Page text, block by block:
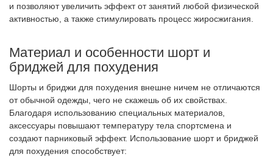
и позволяют увеличить эффект от занятий любой физической
активностью, а также стимулировать процесс жиросжигания.
Материал и особенности шорт и
бриджей для похудения
Шорты и бриджи для похудения внешне ничем не отличаются
от обычной одежды, чего не скажешь об их свойствах.
Благодаря использованию специальных материалов,
аксессуары повышают температуру тела спортсмена и
создают парниковый эффект. Использование шорт и бриджей
для похудения способствует: